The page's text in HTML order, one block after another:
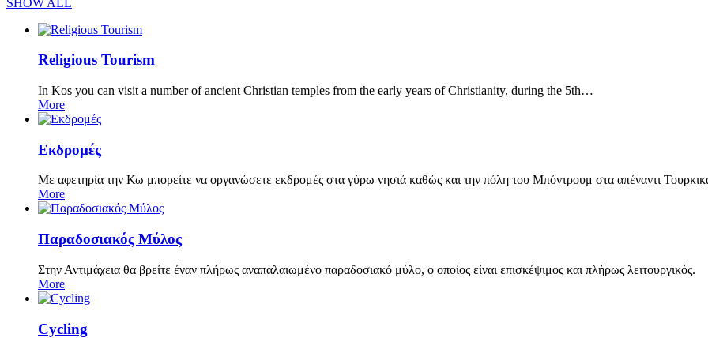
Religious Tourism
In Kos you can visit a number of ancient Christian temples from the early years of Christianity, during the 5th…
More
Εκδρομές
Με αφετηρία την Κω μπορείτε να οργανώσετε εκδρομές στα γύρω νησιά καθώς και την πόλη του Μπόντρουμ στα απέναντι
More
Παραδοσιακός Μύλος
Στην Αντιμάχεια θα βρείτε έναν πλήρως αναπαλαιωμένο παραδοσιακό μύλο, ο οποίος είναι επισκέψιμος και πλήρως λειτουργικός.
More
Cycling